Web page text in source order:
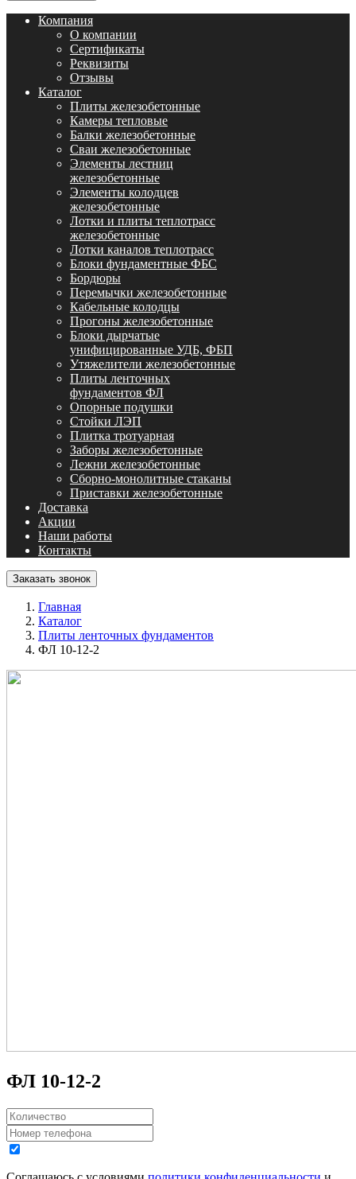
Компания
О компании
Сертификаты
Реквизиты
Отзывы
Каталог
Плиты железобетонные
Камеры тепловые
Балки железобетонные
Сваи железобетонные
Элементы лестниц
железобетонные
Элементы колодцев
железобетонные
Лотки и плиты теплотрасс
железобетонные
Лотки каналов теплотрасс
Блоки фундаментные ФБС
Бордюры
Перемычки железобетонные
Кабельные колодцы
Прогоны железобетонные
Блоки дырчатые
унифицированные УДБ, ФБП
Утяжелители железобетонные
Плиты ленточных
фундаментов ФЛ
Опорные подушки
Стойки ЛЭП
Плитка тротуарная
Заборы железобетонные
Лежни железобетонные
Сборно-монолитные стаканы
Приставки железобетонные
Доставка
Акции
Наши работы
Контакты
Заказать звонок
Главная
Каталог
Плиты ленточных фундаментов
ФЛ 10-12-2
ФЛ 10-12-2